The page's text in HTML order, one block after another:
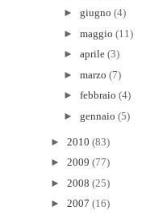
► giugno (4)
► maggio (11)
► aprile (3)
► marzo (7)
► febbraio (4)
► gennaio (5)
► 2010 (83)
► 2009 (77)
► 2008 (25)
► 2007 (16)